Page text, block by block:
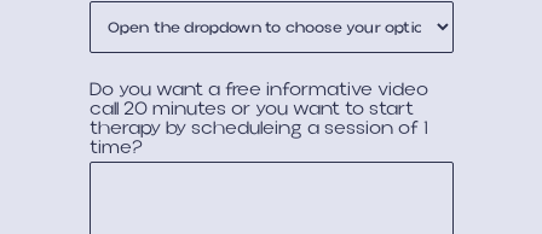
Do you want a free informative video
call 20 minutes or you want to start
therapy by scheduleing a session of 1
time?